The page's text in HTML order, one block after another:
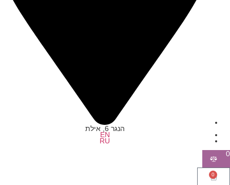
הנגר 6, אילת
EN
RU
0
0